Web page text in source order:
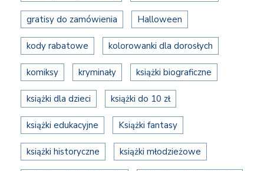
gratisy do zamówienia Halloween
kody rabatowe kolorowanki dla dorosłych
komiksy kryminały książki biograficzne
książki dla dzieci książki do 10 zł
książki edukacyjne Książki fantasy
książki historyczne książki młodzieżowe